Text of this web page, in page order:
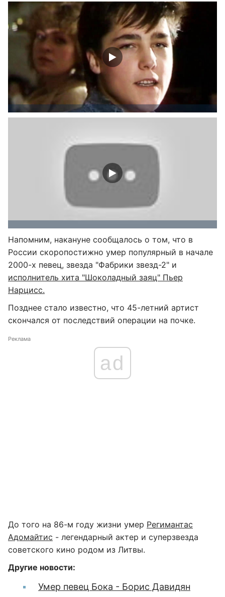
Напомним, накануне сообщалось о том, что в
России скоропостижно умер популярный в начале
2000-х певец, звезда "Фабрики звезд-2" и
исполнитель хита "Шоколадный заяц" Пьер
Нарцисс.
Позднее стало известно, что 45-летний артист
скончался от последствий операции на почке.
Реклама
ad
До того на 86-м году жизни умер Регимантас
Адомайтис - легендарный актер и суперзвезда
советского кино родом из Литвы.
Другие новости:
Умер певец Бока - Борис Давидян